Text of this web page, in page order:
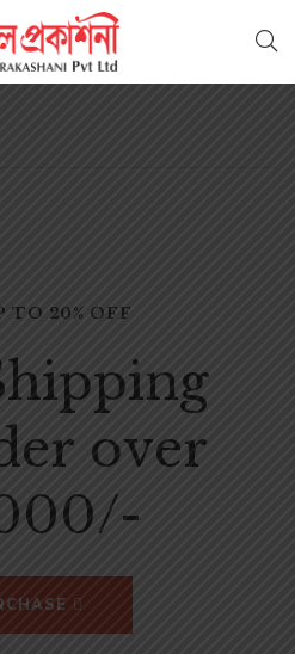
TO 20% OFF
hipping
er over
00/-